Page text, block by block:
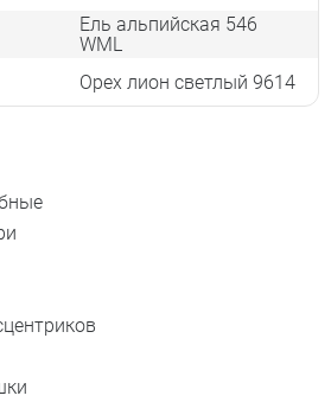
Ель альпийская 546
WML
Орех лион светлый 9614